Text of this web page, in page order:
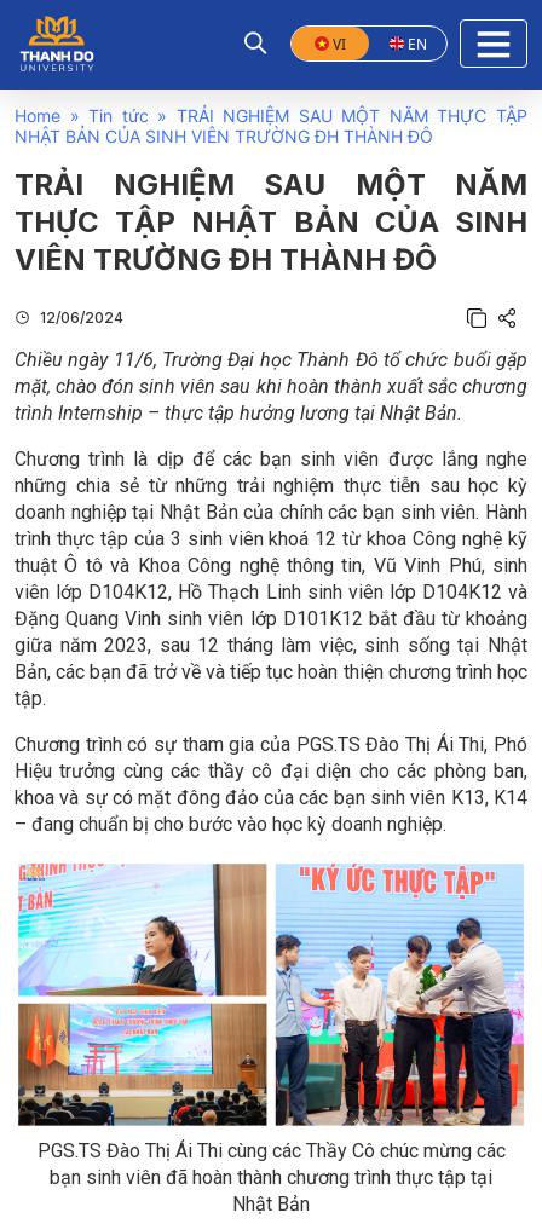
VI EN
Home »Tin tức » TRẢI NGHIỆM SAU MỘT NĂM THỰC TẬP
NHẬT BẢN CỦA SINH VIÊN TRƯỜNG ĐH THÀNH ĐÔ
TRẢI NGHIỆM SAU MỘT NĂM
THỰC TẬP NHẬT BẢN CỦA SINH
VIÊN TRƯỜNG ĐH THÀNH ĐÔ
12/06/2024
Chiều ngày 11/6, Trường Đại học Thành Đô tổ chức buổi gặp
mặt, chào đón sinh viên sau khi hoàn thành xuất sắc chương
trình Internship – thực tập hưởng lương tại Nhật Bản.
Chương trình là dịp để các bạn sinh viên được lắng nghe
những chia sẻ từ những trải nghiệm thực tiễn sau học kỳ
doanh nghiệp tại Nhật Bản của chính các bạn sinh viên. Hành
trình thực tập của 3 sinh viên khoá 12 từ khoa Công nghệ kỹ
thuật Ô tô và Khoa Công nghệ thông tin, Vũ Vinh Phú, sinh
viên lớp D104K12, Hồ Thạch Linh sinh viên lớp D104K12 và
Đặng Quang Vinh sinh viên lớp D101K12 bắt đầu từ khoảng
giữa năm 2023, sau 12 tháng làm việc, sinh sống tại Nhật
Bản, các bạn đã trở về và tiếp tục hoàn thiện chương trình học
tập.
Chương trình có sự tham gia của PGS.TS Đào Thị Ái Thi, Phó
Hiệu trưởng cùng các thầy cô đại diện cho các phòng ban,
khoa và sự có mặt đông đảo của các bạn sinh viên K13, K14
– đang chuẩn bị cho bước vào học kỳ doanh nghiệp.
PGS.TS Đào Thị Ái Thi cùng các Thầy Cô chúc mừng các
bạn sinh viên đã hoàn thành chương trình thực tập tại
Nhật Bản